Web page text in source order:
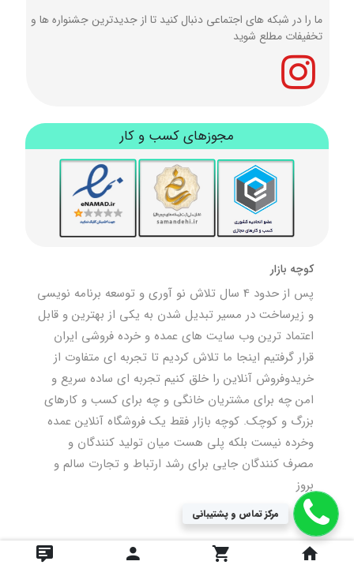
مرکز تماس و پشتیبانی
ما را در شبکه های اجتماعی دنبال کنید تا از جدیدترین جشنواره ها و
تخفیفات مطلع شوید
مجوزهای کسب و کار
کوچه بازار
پس از حدود 4 سال تلاش نو آوری و توسعه برنامه نویسی
و زیرساخت در مسیر تبدیل شدن به یکی از بهترین و قابل
اعتماد ترین وب سایت های عمده و خرده فروشی ایران
قرار گرفتیم اینجا ما تلاش کردیم تا تجربه ای متفاوت از
خریدوفروش آنلاین را خلق کنیم تجربه ای ساده سریع و
امن چه برای مشتریان خانگی و چه برای کسب و کارهای
بزرگ و کوچک. کوچه بازار فقط یک فروشگاه آنلاین عمده
وخرده نیست بلکه پلی هست میان تولید کنندگان و
مصرف کنندگان جایی برای رشد ارتباط و تجارت سالم و
بروز